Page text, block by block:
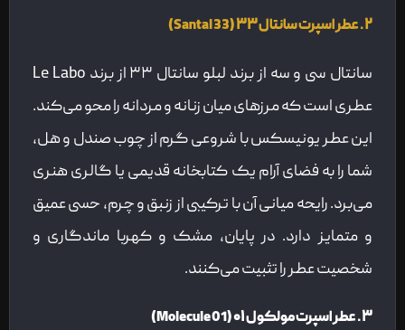
۲. عطر اسپرت سانتال ۳۳ (Santal 33)
سانتال سی و سه از برند لبلو سانتال ۳۳ از برند Le Labo
عطری است که مرزهای میان زنانه و مردانه را محو می‌کند.
این عطر یونیسکس با شروعی گرم از چوب صندل و هل،
شما را به فضای آرام یک کتابخانه قدیمی یا گالری هنری
می‌برد. رایحه میانی آن با ترکیبی از زنبق و چرم، حسی عمیق
و متمایز دارد. در پایان، مشک و کهربا ماندگاری و
شخصیت عطر را تثبیت می‌کنند.
۳. عطر اسپرت مولکول ۰۱ (Molecule 01)